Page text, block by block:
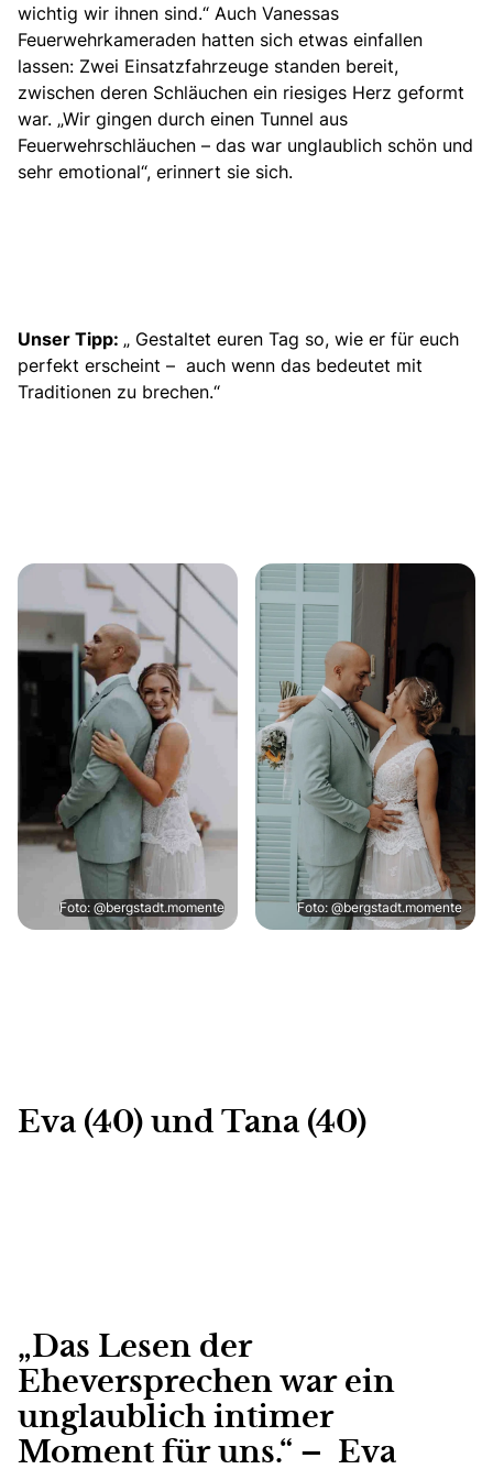
wichtig wir ihnen sind.“ Auch Vanessas
Feuerwehrkameraden hatten sich etwas einfallen
lassen: Zwei Einsatzfahrzeuge standen bereit,
zwischen deren Schläuchen ein riesiges Herz geformt
war. „Wir gingen durch einen Tunnel aus
Feuerwehrschläuchen – das war unglaublich schön und
sehr emotional“, erinnert sie sich.
Unser Tipp: „ Gestaltet euren Tag so, wie er für euch
perfekt erscheint – auch wenn das bedeutet mit
Traditionen zu brechen.“
Foto: @bergstadt.momente Foto: @bergstadt.momente
Eva (40) und Tana (40)
„Das Lesen der
Eheversprechen war ein
unglaublich intimer
Moment für uns.“ – Eva